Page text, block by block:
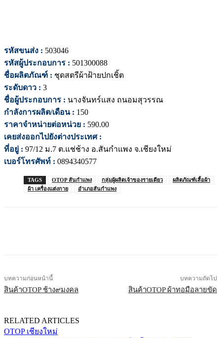
รหัสขนส่ง : 503046
รหัสผู้ประกอบการ : 501300088
ชื่อผลิตภัณฑ์ : ชุดสตรีผ้าฝ้ายปกเชิ้ต
ระดับดาว : 3
ชื่อผู้ประกอบการ : นางจันทร์แสง ถนอมสุวรรณ
กำลังการผลิต/เดือน : 150
ราคาจำหน่ายต่อหน่วย : 590.00
เคยส่งออกไปยังต่างประเทศ :
ที่อยู่ : 97/12 ม.7 ต.แช่ช้าง อ.สันกำแพง จ.เชียงใหม่
เบอร์โทรศัพท์ : 0894340577
TAGS OTOP สันกำแพง กลุ่มผู้ผลิตเจ้าของรายเดียว
ผลิตภัณฑ์เสื้อผ้า
ผ้า เครื่องแต่งกาย
อำเภอสันกำแพง
บทความก่อนหน้านี้
สินค้าOTOP ช้าง๙มงคล
บทความถัดไป
สินค้าOTOP ผ้าทอมือลายขัด
RELATED ARTICLES
OTOP เชียงใหม่